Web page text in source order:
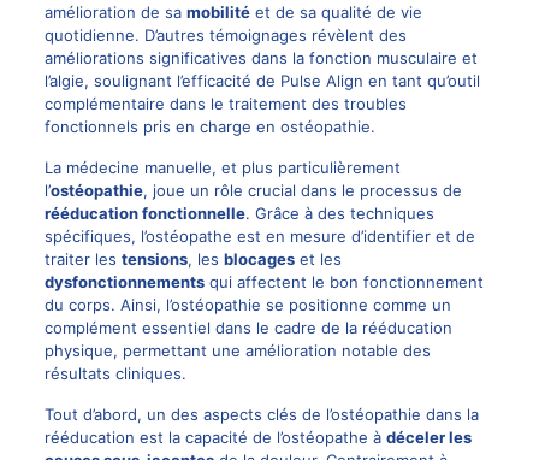
amélioration de sa mobilitéet de sa qualité de vie
quotidienne. D’autres témoignages révèlent des
améliorations significatives dans la fonction musculaire et
l’algie, soulignant l’efficacité de Pulse Align en tant qu’outil
complémentaire dans le traitement des troubles
fonctionnels pris en charge en ostéopathie.
La médecine manuelle, et plus particulièrement
l’ostéopathie, joue un rôle crucial dans le processus de
rééducation fonctionnelle. Grâce à des techniques
spécifiques, l’ostéopathe est en mesure d’identifier et de
traiter les tensions, les blocageset les
dysfonctionnementsqui affectent le bon fonctionnement
du corps. Ainsi, l’ostéopathie se positionne comme un
complément essentiel dans le cadre de la rééducation
physique, permettant une amélioration notable des
résultats cliniques.
Tout d’abord, un des aspects clés de l’ostéopathie dans la
rééducation est la capacité de l’ostéopathe à déceler les